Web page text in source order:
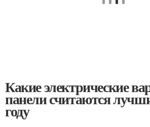
Какие электрические
панели считаются
году